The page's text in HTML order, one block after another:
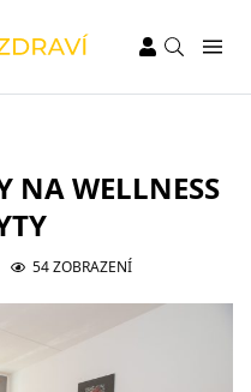
NA WELLNESS
54 ZOBRAZENÍ